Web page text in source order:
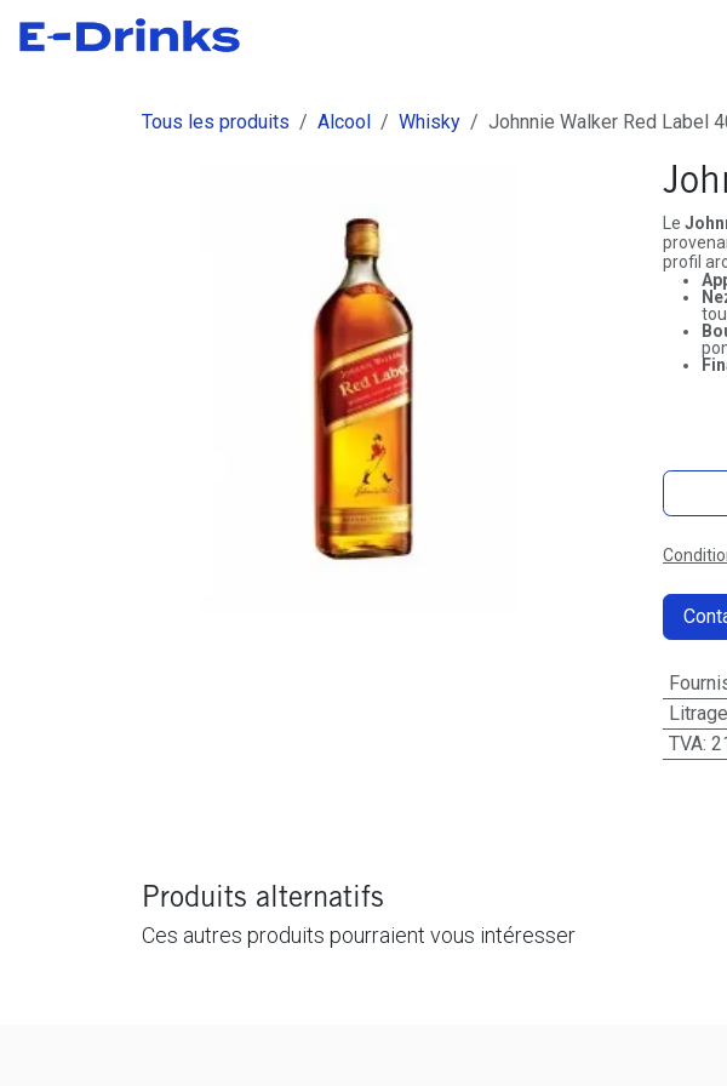
Se rendre au contenu
Tous les produits Alcool Whisky Johnnie Walker Red Label
Le
profil
Litrage
TVA:
Produits alternatifs
Ces autres produits pourraient vous intéresser